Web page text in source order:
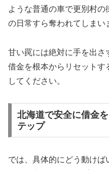
ような普通の車で更別村
の日常すら奪われてしまい
甘い罠には絶対に手を出さ
借金を根本からリセットす
してください。
北海道で安全に借金
テップ
では、具体的にどう動け